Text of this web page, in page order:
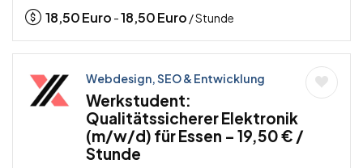
18,50Euro -18,50Euro / Stunde
Webdesign, SEO & Entwicklung
Werkstudent:
Qualitätssicherer Elektronik
(m/w/d) für Essen – 19,50 € /
Stunde